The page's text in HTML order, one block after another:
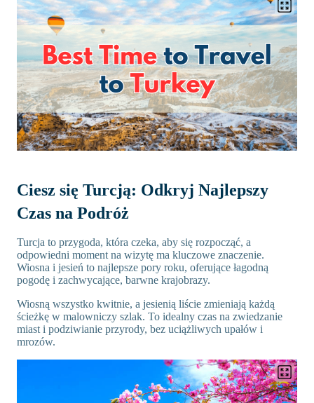
Ciesz się Turcją: Odkryj Najlepszy
Czas na Podróż
Turcja to przygoda, która czeka, aby się rozpocząć, a
odpowiedni moment na wizytę ma kluczowe znaczenie.
Wiosna i jesień to najlepsze pory roku, oferujące łagodną
pogodę i zachwycające, barwne krajobrazy.
Wiosną wszystko kwitnie, a jesienią liście zmieniają każdą
ścieżkę w malowniczy szlak. To idealny czas na zwiedzanie
miast i podziwianie przyrody, bez uciążliwych upałów i
mrozów.